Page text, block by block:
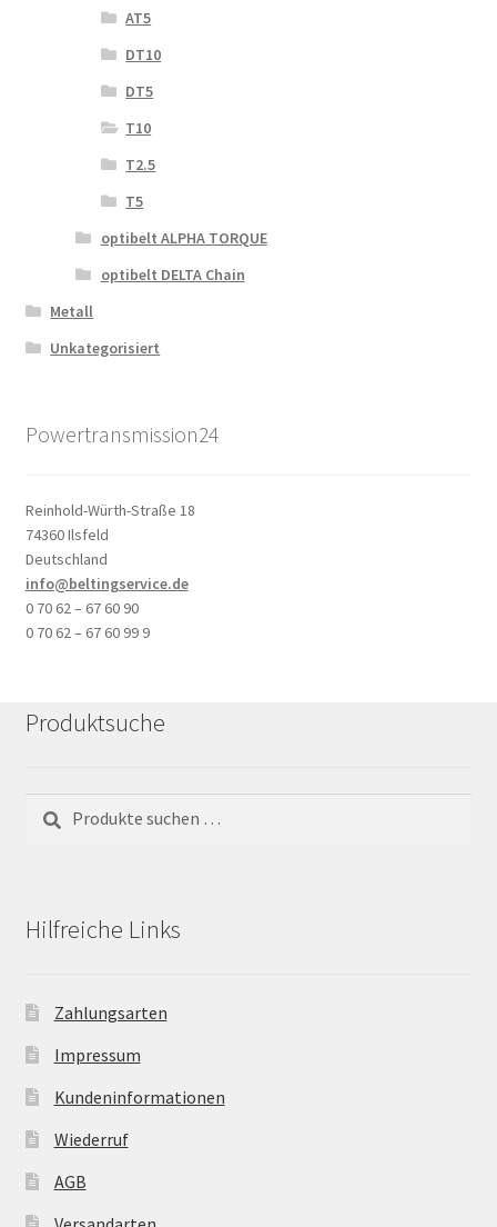
AT5
DT10
DT5
T10
T2.5
T5
optibelt ALPHA TORQUE
optibelt DELTA Chain
Metall
Unkategorisiert
Powertransmission24
Reinhold-Würth-Straße 18
74360 Ilsfeld
Deutschland
info@beltingservice.de
0 70 62 – 67 60 90
0 70 62 – 67 60 99 9
Produktsuche
nach:
Hilfreiche Links
Zahlungsarten
Impressum
Kundeninformationen
Wiederruf
AGB